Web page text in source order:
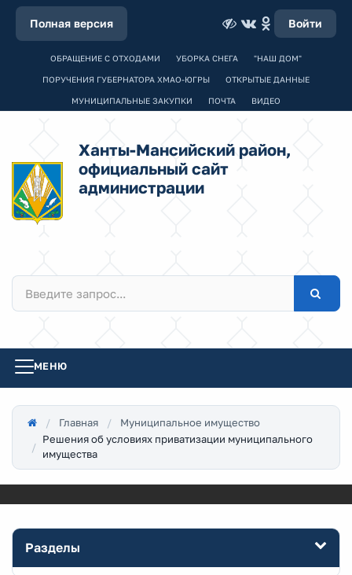
Полная версия Войти
ОБРАЩЕНИЕ С ОТХОДАМИ УБОРКА СНЕГА "НАШ ДОМ"
ПОРУЧЕНИЯ ГУБЕРНАТОРА ХМАО-ЮГРЫ ОТКРЫТЫЕ ДАННЫЕ
МУНИЦИПАЛЬНЫЕ ЗАКУПКИ ПОЧТА ВИДЕО
Ханты-Мансийский район,
официальный сайт
администрации
МЕНЮ
Главная
Муниципальное имущество
Решения об условиях приватизации муниципального
имущества
Разделы